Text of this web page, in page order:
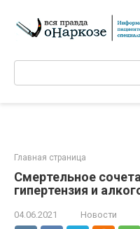
контенту
Поиск:
Главная страница
Смертельное
гипертензия и
04.06.2021 Новости